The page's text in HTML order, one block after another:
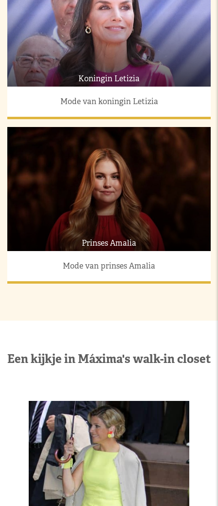
Koningin Letizia
Mode van koningin Letizia
Prinses Amalia
Mode van prinses Amalia
Een kijkje in Máxima's walk-in closet